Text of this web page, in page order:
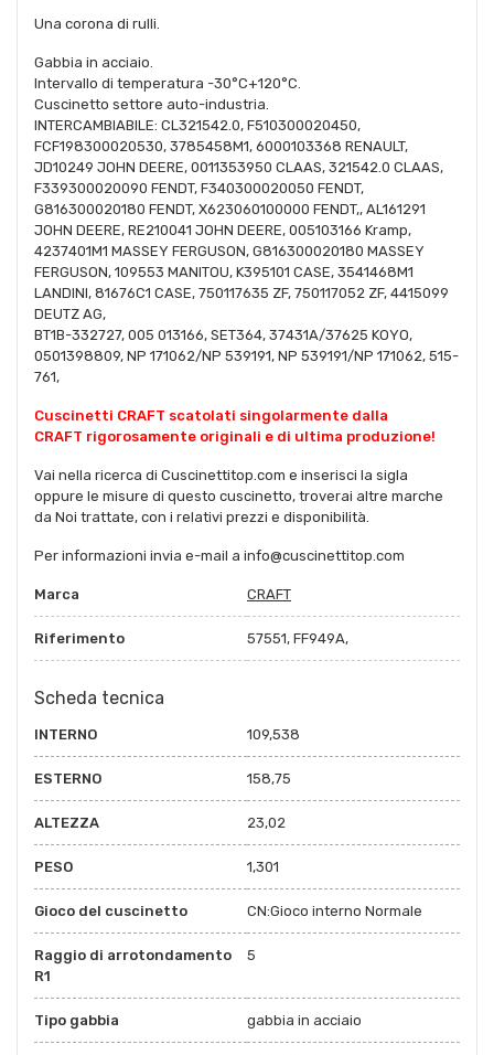
Una corona di rulli.
Gabbia in acciaio.
Intervallo di temperatura -30°C+120°C.
Cuscinetto settore auto-industria.
INTERCAMBIABILE: CL321542.0, F510300020450,
FCF198300020530, 3785458M1, 6000103368 RENAULT,
JD10249 JOHN DEERE, 0011353950 CLAAS, 321542.0 CLAAS,
F339300020090 FENDT, F340300020050 FENDT,
G816300020180 FENDT, X623060100000 FENDT,, AL161291
JOHN DEERE, RE210041 JOHN DEERE, 005103166 Kramp,
4237401M1 MASSEY FERGUSON, G816300020180 MASSEY
FERGUSON, 109553 MANITOU, K395101 CASE, 3541468M1
LANDINI, 81676C1 CASE, 750117635 ZF, 750117052 ZF, 4415099
DEUTZ AG,
BT1B-332727, 005 013166, SET364, 37431A/37625 KOYO,
0501398809, NP 171062/NP 539191, NP 539191/NP 171062, 515-
761,
Cuscinetti CRAFT scatolati singolarmente dalla
CRAFT rigorosamente originali e di ultima produzione!
Vai nella ricerca di Cuscinettitop.com e inserisci la sigla
oppure le misure di questo cuscinetto, troverai altre marche
da Noi trattate, con i relativi prezzi e disponibilità.
Per informazioni invia e-mail a info@cuscinettitop.com
Marca CRAFT
Riferimento 57551, FF949A,
Scheda tecnica
INTERNO 109,538
ESTERNO 158,75
ALTEZZA 23,02
PESO 1,301
Gioco del cuscinetto CN:Gioco interno Normale
Raggio di arrotondamento
R1
5
Tipo gabbia gabbia in acciaio